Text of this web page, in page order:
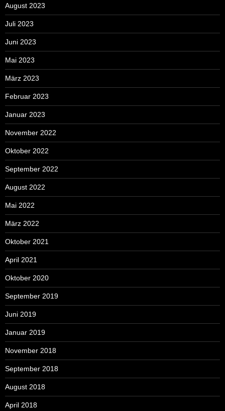
August 2023
Juli 2023
Juni 2023
Mai 2023
März 2023
Februar 2023
Januar 2023
November 2022
Oktober 2022
September 2022
August 2022
Mai 2022
März 2022
Oktober 2021
April 2021
Oktober 2020
September 2019
Juni 2019
Januar 2019
November 2018
September 2018
August 2018
April 2018